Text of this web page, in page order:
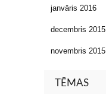
janvāris 2016
decembris 2015
novembris 2015
TĒMAS